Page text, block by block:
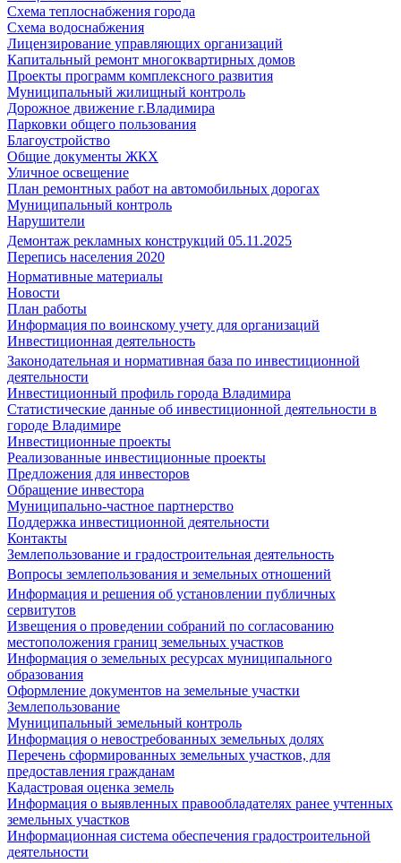
Схема теплоснабжения города
Схема водоснабжения
Лицензирование управляющих организаций
Капитальный ремонт многоквартирных домов
Проекты программ комплексного развития
Муниципальный жилищный контроль
Дорожное движение г.Владимира
Парковки общего пользования
Благоустройство
Общие документы ЖКХ
Уличное освещение
План ремонтных работ на автомобильных дорогах
Муниципальный контроль
Нарушители
Демонтаж рекламных конструкций 05.11.2025
Перепись населения 2020
Нормативные материалы
Новости
План работы
Информация по воинскому учету для организаций
Инвестиционная деятельность
Законодательная и нормативная база по инвестиционной
деятельности
Инвестиционный профиль города Владимира
Статистические данные об инвестиционной деятельности в
городе Владимире
Инвестиционные проекты
Реализованные инвестиционные проекты
Предложения для инвесторов
Обращение инвестора
Муниципально-частное партнерство
Поддержка инвестиционной деятельности
Контакты
Землепользование и градостроительная деятельность
Вопросы землепользования и земельных отношений
Информация и решения об установлении публичных
сервитутов
Извещения о проведении собраний по согласованию
местоположения границ земельных участков
Информация о земельных ресурсах муниципального
образования
Оформление документов на земельные участки
Землепользование
Муниципальный земельный контроль
Информация о невостребованных земельных долях
Перечень сформированных земельных участков, для
предоставления гражданам
Кадастровая оценка земель
Информация о выявленных правообладателях ранее учтенных
земельных участков
Информационная система обеспечения градостроительной
деятельности